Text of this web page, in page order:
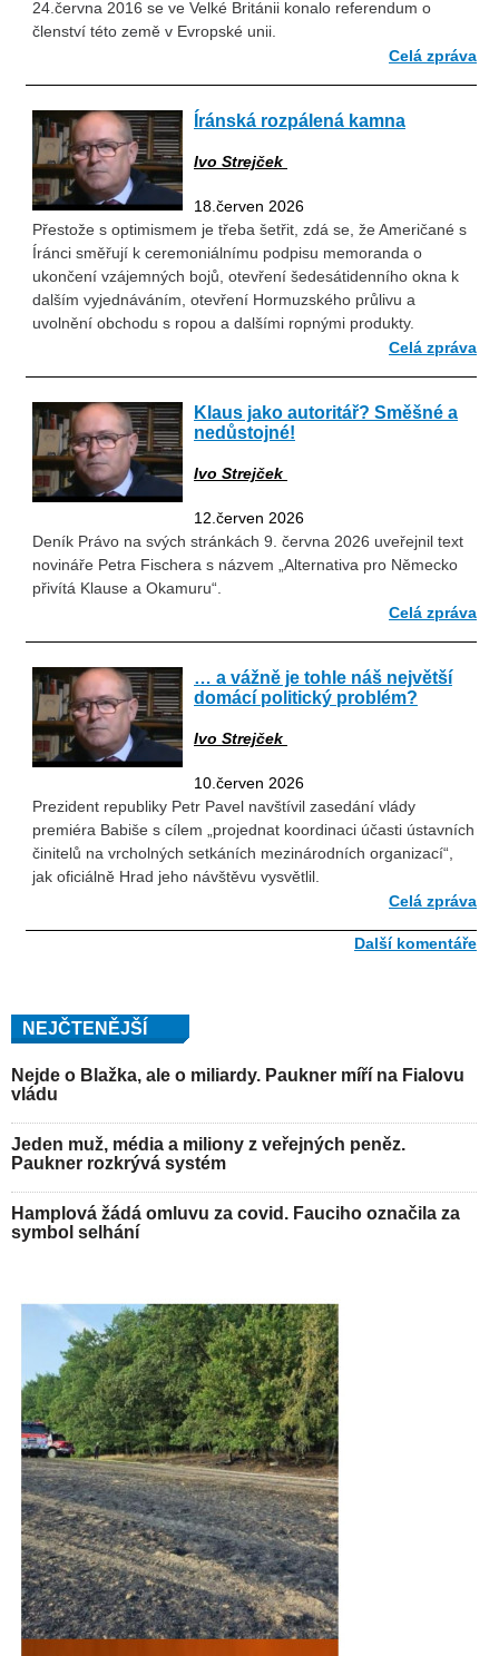
24.června 2016 se ve Velké Británii konalo referendum o
členství této země v Evropské unii.
Celá zpráva
Íránská rozpálená kamna
Ivo Strejček
18.červen 2026
Přestože s optimismem je třeba šetřit, zdá se, že Američané s
Íránci směřují k ceremoniálnímu podpisu memoranda o
ukončení vzájemných bojů, otevření šedesátidenního okna k
dalším vyjednáváním, otevření Hormuzského průlivu a
uvolnění obchodu s ropou a dalšími ropnými produkty.
Celá zpráva
Klaus jako autoritář? Směšné a
nedůstojné!
Ivo Strejček
12.červen 2026
Deník Právo na svých stránkách 9. června 2026 uveřejnil text
novináře Petra Fischera s názvem „Alternativa pro Německo
přivítá Klause a Okamuru“.
Celá zpráva
… a vážně je tohle náš největší
domácí politický problém?
Ivo Strejček
10.červen 2026
Prezident republiky Petr Pavel navštívil zasedání vlády
premiéra Babiše s cílem „projednat koordinaci účasti ústavních
činitelů na vrcholných setkáních mezinárodních organizací“,
jak oficiálně Hrad jeho návštěvu vysvětlil.
Celá zpráva
Další komentáře
NEJČTENĚJŠÍ
Nejde o Blažka, ale o miliardy. Paukner míří na Fialovu
vládu
Jeden muž, média a miliony z veřejných peněz.
Paukner rozkrývá systém
Hamplová žádá omluvu za covid. Fauciho označila za
symbol selhání